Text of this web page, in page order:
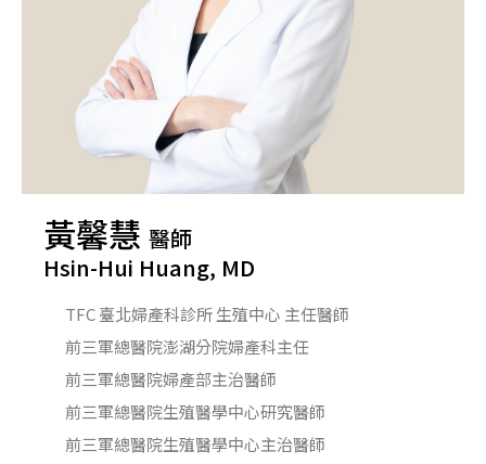
黃馨慧醫師
Hsin-Hui Huang, MD
TFC 臺北婦產科診所 生殖中心 主任醫師
前三軍總醫院澎湖分院婦產科主任
前三軍總醫院婦產部主治醫師
前三軍總醫院生殖醫學中心研究醫師
前三軍總醫院生殖醫學中心主治醫師